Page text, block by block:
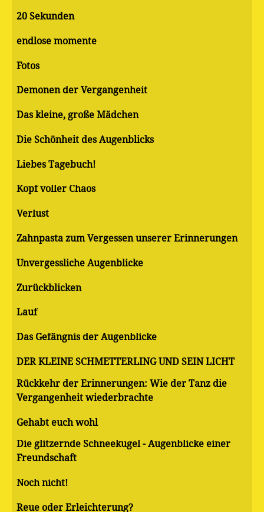
20 Sekunden
endlose momente
Fotos
Demonen der Vergangenheit
Das kleine, große Mädchen
Die Schönheit des Augenblicks
Liebes Tagebuch!
Kopf voller Chaos
Verlust
Zahnpasta zum Vergessen unserer Erinnerungen
Unvergessliche Augenblicke
Zurückblicken
Lauf
Das Gefängnis der Augenblicke
DER KLEINE SCHMETTERLING UND SEIN LICHT
Rückkehr der Erinnerungen: Wie der Tanz die
Vergangenheit wiederbrachte
Gehabt euch wohl
Die glitzernde Schneekugel - Augenblicke einer
Freundschaft
Noch nicht!
Reue oder Erleichterung?